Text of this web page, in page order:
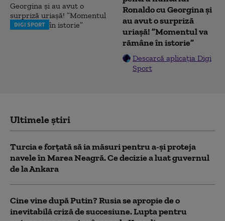
DIGI SPORT
Ronaldo cu Georgina și
au avut o surpriză
uriașă! ”Momentul va
rămâne în istorie”
Descarcă aplicația Digi
Sport
Ultimele știri
Turcia e forțată să ia măsuri pentru a-și proteja
navele în Marea Neagră. Ce decizie a luat guvernul
de la Ankara
Cine vine după Putin? Rusia se apropie de o
inevitabilă criză de succesiune. Lupta pentru